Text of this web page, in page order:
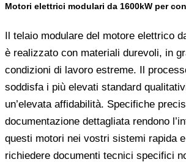
Motori elettrici modulari da 1600kW per
Il telaio modulare del motore elettrico
è realizzato con materiali durevoli, in
condizioni di lavoro estreme. Il
soddisfa i più elevati standard
un’elevata affidabilità. Specifiche
documentazione dettagliata rendono
questi motori nei vostri sistemi rapida
richiedere documenti tecnici specifici